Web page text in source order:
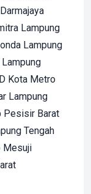
Lampung
Lampung
Kota Metro
Lampung
Pesisir Barat
Tengah
Mesuji